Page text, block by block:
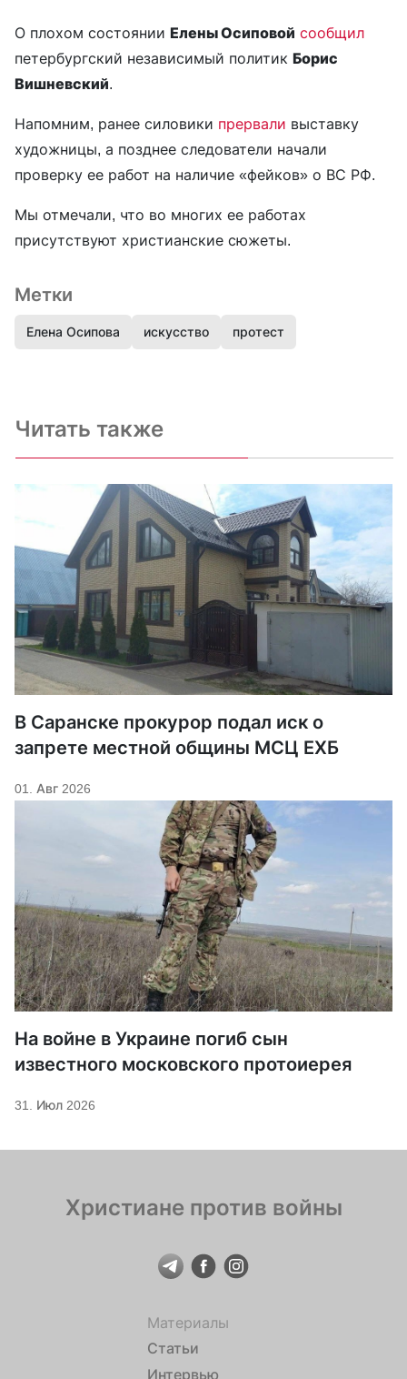
О плохом состоянии Елены Осиповой сообщил
петербургский независимый политик Борис
Вишневский.
Напомним, ранее силовики прервали выставку
художницы, а позднее следователи начали
проверку ее работ на наличие «фейков» о ВС РФ.
Мы отмечали, что во многих ее работах
присутствуют христианские сюжеты.
Метки
Елена Осипова искусство протест
Читать также
В Саранске прокурор подал иск о
запрете местной общины МСЦ ЕХБ
01. Авг 2026
На войне в Украине погиб сын
известного московского протоиерея
31. Июл 2026
Христиане против войны
Материалы
Статьи
Интервью